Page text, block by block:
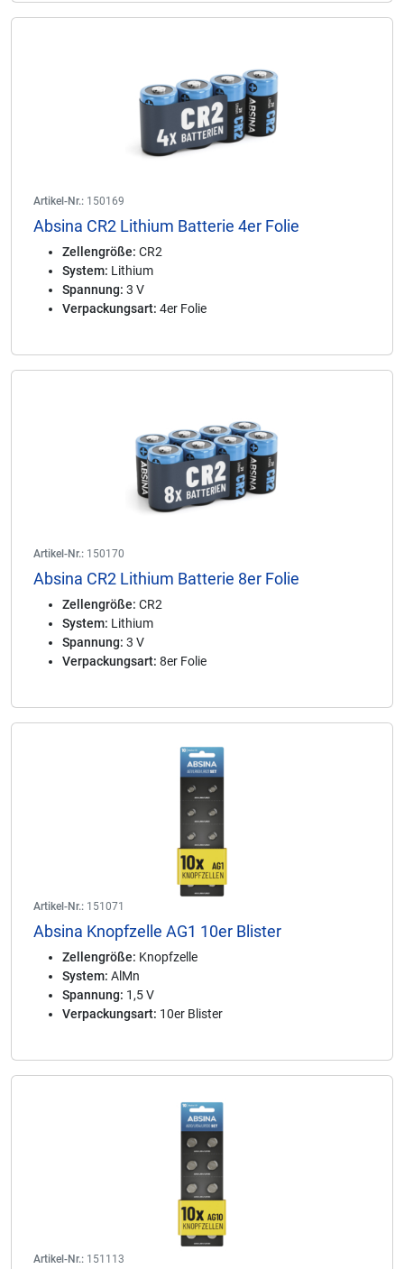
Artikel-Nr.: 150169
Absina CR2 Lithium Batterie 4er Folie
Zellengröße: CR2
System: Lithium
Spannung: 3 V
Verpackungsart: 4er Folie
Artikel-Nr.: 150170
Absina CR2 Lithium Batterie 8er Folie
Zellengröße: CR2
System: Lithium
Spannung: 3 V
Verpackungsart: 8er Folie
Artikel-Nr.: 151071
Absina Knopfzelle AG1 10er Blister
Zellengröße: Knopfzelle
System: AlMn
Spannung: 1,5 V
Verpackungsart: 10er Blister
Artikel-Nr.: 151113